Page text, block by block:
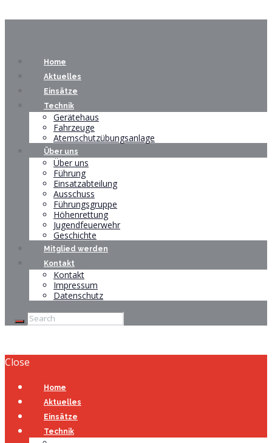
Home
Aktuelles
Einsätze
Technik
Gerätehaus
Fahrzeuge
Atemschutzübungsanlage
Über uns
Über uns
Führung
Einsatzabteilung
Ausschuss
Führungsgruppe
Höhenrettung
Jugendfeuerwehr
Geschichte
Mitglied werden
Kontakt
Kontakt
Impressum
Datenschutz
Close
Home
Aktuelles
Einsätze
Technik